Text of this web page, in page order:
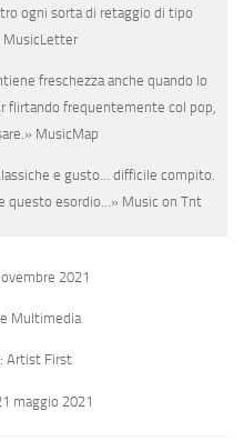
ogni sorta di retaggio di tipo
MusicLetter
freschezza anche quando lo
flirtando frequentemente col pop,
» MusicMap
e gusto… difficile compito.
questo esordio…» Music on Tnt
2021
Multimedia
Artist First
maggio 2021